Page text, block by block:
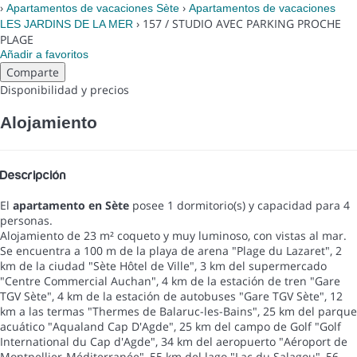
› Apartamentos de vacaciones Sète › Apartamentos de vacaciones
LES JARDINS DE LA MER › 157 / STUDIO AVEC PARKING PROCHE
PLAGE
Añadir a favoritos
Comparte
Disponibilidad y precios
Alojamiento
Descripción
El apartamento en Sète posee 1 dormitorio(s) y capacidad para 4
personas.
Alojamiento de 23 m² coqueto y muy luminoso, con vistas al mar.
Se encuentra a 100 m de la playa de arena "Plage du Lazaret", 2
km de la ciudad "Sète Hôtel de Ville", 3 km del supermercado
"Centre Commercial Auchan", 4 km de la estación de tren "Gare
TGV Sète", 4 km de la estación de autobuses "Gare TGV Sète", 12
km a las termas "Thermes de Balaruc-les-Bains", 25 km del parque
acuático "Aqualand Cap D'Agde", 25 km del campo de Golf "Golf
International du Cap d'Agde", 34 km del aeropuerto "Aéroport de